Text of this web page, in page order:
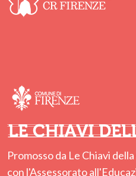
Promosso da Le Chiavi
con l'Assessorato